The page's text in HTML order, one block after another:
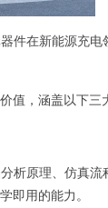
件在新能源充电
值，涵盖以下三
析原理、仿真流
即用的能力。